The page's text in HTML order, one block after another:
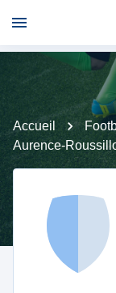
Accueil
Aurence-